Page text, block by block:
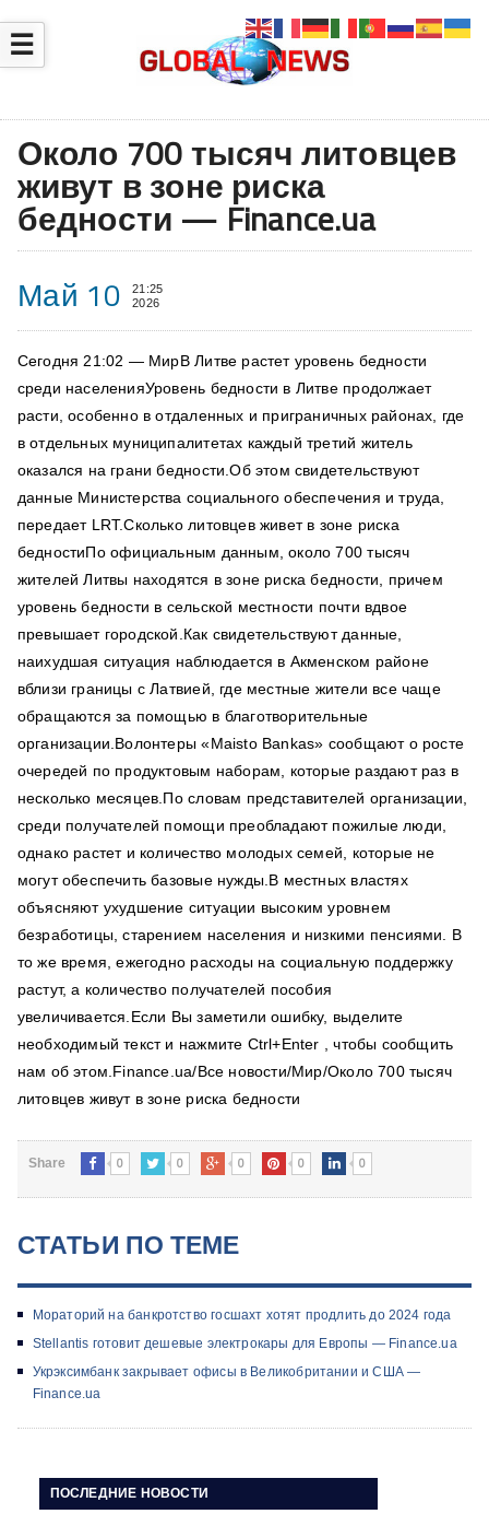
☰
Около 700 тысяч литовцев
живут в зоне риска
бедности — Finance.ua
Май 10
21:25
2026
Сегодня 21:02 — МирВ Литве растет уровень бедности
среди населенияУровень бедности в Литве продолжает
расти, особенно в отдаленных и приграничных районах, где
в отдельных муниципалитетах каждый третий житель
оказался на грани бедности.Об этом свидетельствуют
данные Министерства социального обеспечения и труда,
передает LRT.Сколько литовцев живет в зоне риска
бедностиПо официальным данным, около 700 тысяч
жителей Литвы находятся в зоне риска бедности, причем
уровень бедности в сельской местности почти вдвое
превышает городской.Как свидетельствуют данные,
наихудшая ситуация наблюдается в Акменском районе
вблизи границы с Латвией, где местные жители все чаще
обращаются за помощью в благотворительные
организации.Волонтеры «Maisto Bankas» сообщают о росте
очередей по продуктовым наборам, которые раздают раз в
несколько месяцев.По словам представителей организации,
среди получателей помощи преобладают пожилые люди,
однако растет и количество молодых семей, которые не
могут обеспечить базовые нужды.В местных властях
объясняют ухудшение ситуации высоким уровнем
безработицы, старением населения и низкими пенсиями. В
то же время, ежегодно расходы на социальную поддержку
растут, а количество получателей пособия
увеличивается.Если Вы заметили ошибку, выделите
необходимый текст и нажмите Ctrl+Enter , чтобы сообщить
нам об этом.Finance.ua/Все новости/Мир/Около 700 тысяч
литовцев живут в зоне риска бедности
Share 0 0 0 0 0
СТАТЬИ ПО ТЕМЕ
Мораторий на банкротство госшахт хотят продлить до 2024 года
Stellantis готовит дешевые электрокары для Европы — Finance.ua
Укрэксимбанк закрывает офисы в Великобритании и США —
Finance.ua
ПОСЛЕДНИЕ НОВОСТИ